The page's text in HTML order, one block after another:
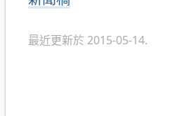
最近更新於 2015-05-14.